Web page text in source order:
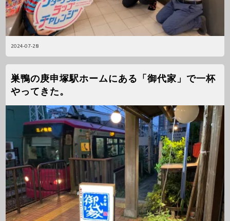
2024-07-28
巣鴨の庚申塚駅ホームにある「御代家」で一杯
やってきた。